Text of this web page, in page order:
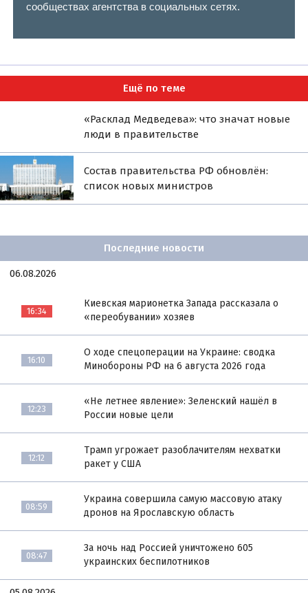
сообществах агентства в социальных сетях.
Ещё по теме
«Расклад Медведева»: что значат новые
люди в правительстве
Состав правительства РФ обновлён:
список новых министров
Последние новости
06.08.2026
16:34
Киевская марионетка Запада рассказала о
«переобувании» хозяев
16:10
О ходе спецоперации на Украине: сводка
Минобороны РФ на 6 августа 2026 года
12:23
«Не летнее явление»: Зеленский нашёл в
России новые цели
12:12
Трамп угрожает разоблачителям нехватки
ракет у США
08:59
Украина совершила самую массовую атаку
дронов на Ярославскую область
08:47
За ночь над Россией уничтожено 605
украинских беспилотников